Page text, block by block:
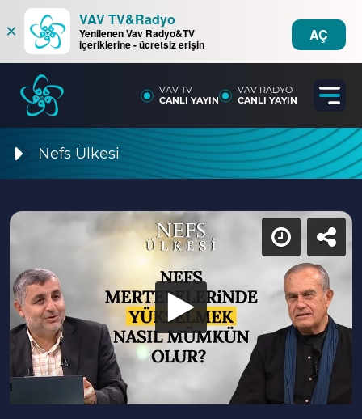
×
VAV TV&Radyo
Yenilenen Vav Radyo&TV
içeriklerine - ücretsiz erişin
AÇ
VAV TV
CANLI YAYIN
VAV RADYO
CANLI YAYIN
Nefs Ülkesi